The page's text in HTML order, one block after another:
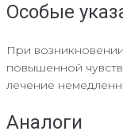
Особые
При
повышенной
лечение
Аналоги